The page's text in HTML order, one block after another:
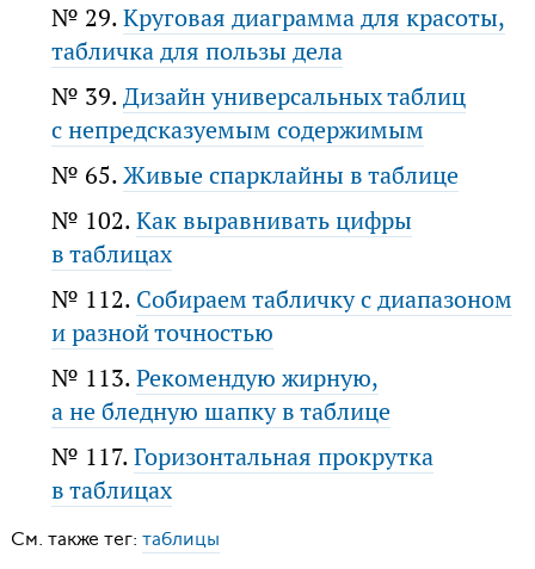
№ 29.Круговая диаграмма для красоты,
табличка для пользы дела
№ 39.Дизайн универсальных таблиц
с непредсказуемым содержимым
№ 65.Живые спарклайны в таблице
№ 102.Как выравнивать цифры
в таблицах
№ 112. Собираем табличку с диапазоном
и разной точностью
№ 113.Рекомендую жирную,
а не бледную шапку в таблице
№ 117.Горизонтальная прокрутка
в таблицах
См. также тег: таблицы